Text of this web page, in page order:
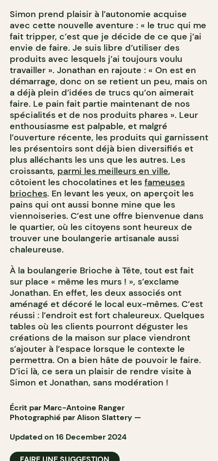
Simon prend plaisir à l’autonomie acquise
avec cette nouvelle aventure : « le truc qui me
fait tripper, c’est que je décide de ce que j’ai
envie de faire. Je suis libre d’utiliser des
produits avec lesquels j’ai toujours voulu
travailler ». Jonathan en rajoute : « On est en
démarrage, donc on se retient un peu, mais on
a déjà plein d’idées de trucs qu’on aimerait
faire. Le pain fait partie maintenant de nos
spécialités et de nos produits phares ». Leur
enthousiasme est palpable, et malgré
l’ouverture récente, les produits qui garnissent
les présentoirs sont déjà bien diversifiés et
plus alléchants les uns que les autres. Les
croissants, parmi les meilleurs en ville,
côtoient les chocolatines et les fameuses
brioches. En levant les yeux, on aperçoit les
pains qui ont aussi bonne mine que les
viennoiseries. C’est une offre bienvenue dans
le quartier, où les citoyens sont heureux de
trouver une boulangerie artisanale aussi
chaleureuse.
À la boulangerie Brioche à Tête, tout est fait
sur place « même les murs ! », s’exclame
Jonathan. En effet, les deux associés ont
aménagé et décoré le local eux-mêmes. C’est
réussi : l’endroit est fort chaleureux. Quelques
tables où les clients pourront déguster les
créations de la maison sur place viendront
s’ajouter à l’espace lorsque le contexte le
permettra. On a bien hâte de pouvoir le faire.
D’ici là, ce sera un plaisir de rendre visite à
Simon et Jonathan, sans modération !
Écrit par Marc-Antoine Ranger
Photographié parAlison Slattery —
Updated on 16 December 2024